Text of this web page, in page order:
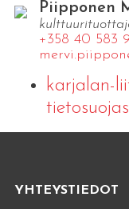
Piipponen
+358 40 583
karjalan-
YHTEYSTIEDOT